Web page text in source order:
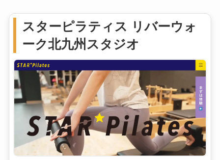
スターピラティス リバーウォ
ーク北九州スタジオ